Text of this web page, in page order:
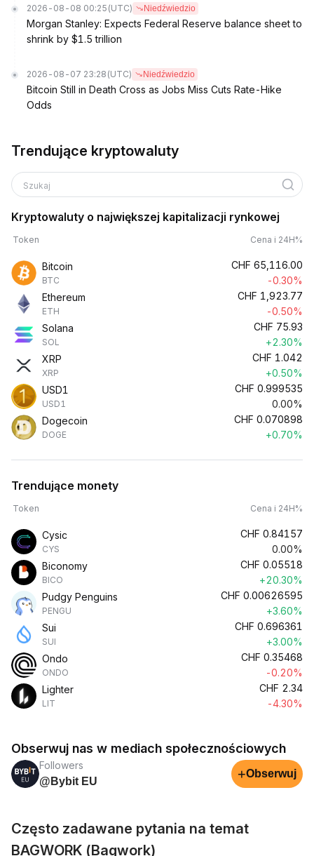
2026-08-08 00:25 (UTC) Niedźwiedzio
Morgan Stanley: Expects Federal Reserve balance sheet to
shrink by $1.5 trillion
2026-08-07 23:28 (UTC) Niedźwiedzio
Bitcoin Still in Death Cross as Jobs Miss Cuts Rate-Hike
Odds
Trendujące kryptowaluty
Szukaj
Kryptowaluty o największej kapitalizacji rynkowej
Token Cena i 24H%
Bitcoin
BTC
CHF 65,116.00
-0.30%
Ethereum
ETH
CHF 1,923.77
-0.50%
Solana
SOL
CHF 75.93
+2.30%
XRP
XRP
CHF 1.042
+0.50%
USD1
USD1
CHF 0.999535
0.00%
Dogecoin
DOGE
CHF 0.070898
+0.70%
Trendujące monety
Token Cena i 24H%
Cysic
CYS
CHF 0.84157
0.00%
Biconomy
BICO
CHF 0.05518
+20.30%
Pudgy Penguins
PENGU
CHF 0.00626595
+3.60%
Sui
SUI
CHF 0.696361
+3.00%
Ondo
ONDO
CHF 0.35468
-0.20%
Lighter
LIT
CHF 2.34
-4.30%
Obserwuj nas w mediach społecznościowych
Followers
@Bybit EU
+Obserwuj
Często zadawane pytania na temat
BAGWORK (Bagwork)